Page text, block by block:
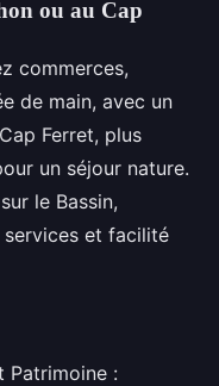
ou au Cap
commerces,
de main, avec un
Ferret, plus
un séjour nature.
le Bassin,
et facilité
Patrimoine :